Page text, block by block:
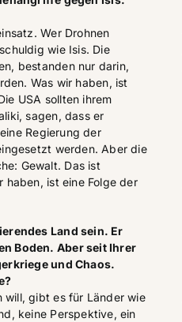
Wer Drohnen
wie Isis. Die
bestanden nur darin,
Was wir haben, ist
USA sollten ihrem
sagen, dass er
Regierung der
werden. Aber die
Gewalt. Das ist
haben, ist eine Folge der
Land sein. Er
Boden. Aber seit Ihrer
und Chaos.
will, gibt es für Länder wie
keine Perspektive, ein